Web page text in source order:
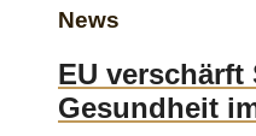
News
EU verschärft
Gesundheit